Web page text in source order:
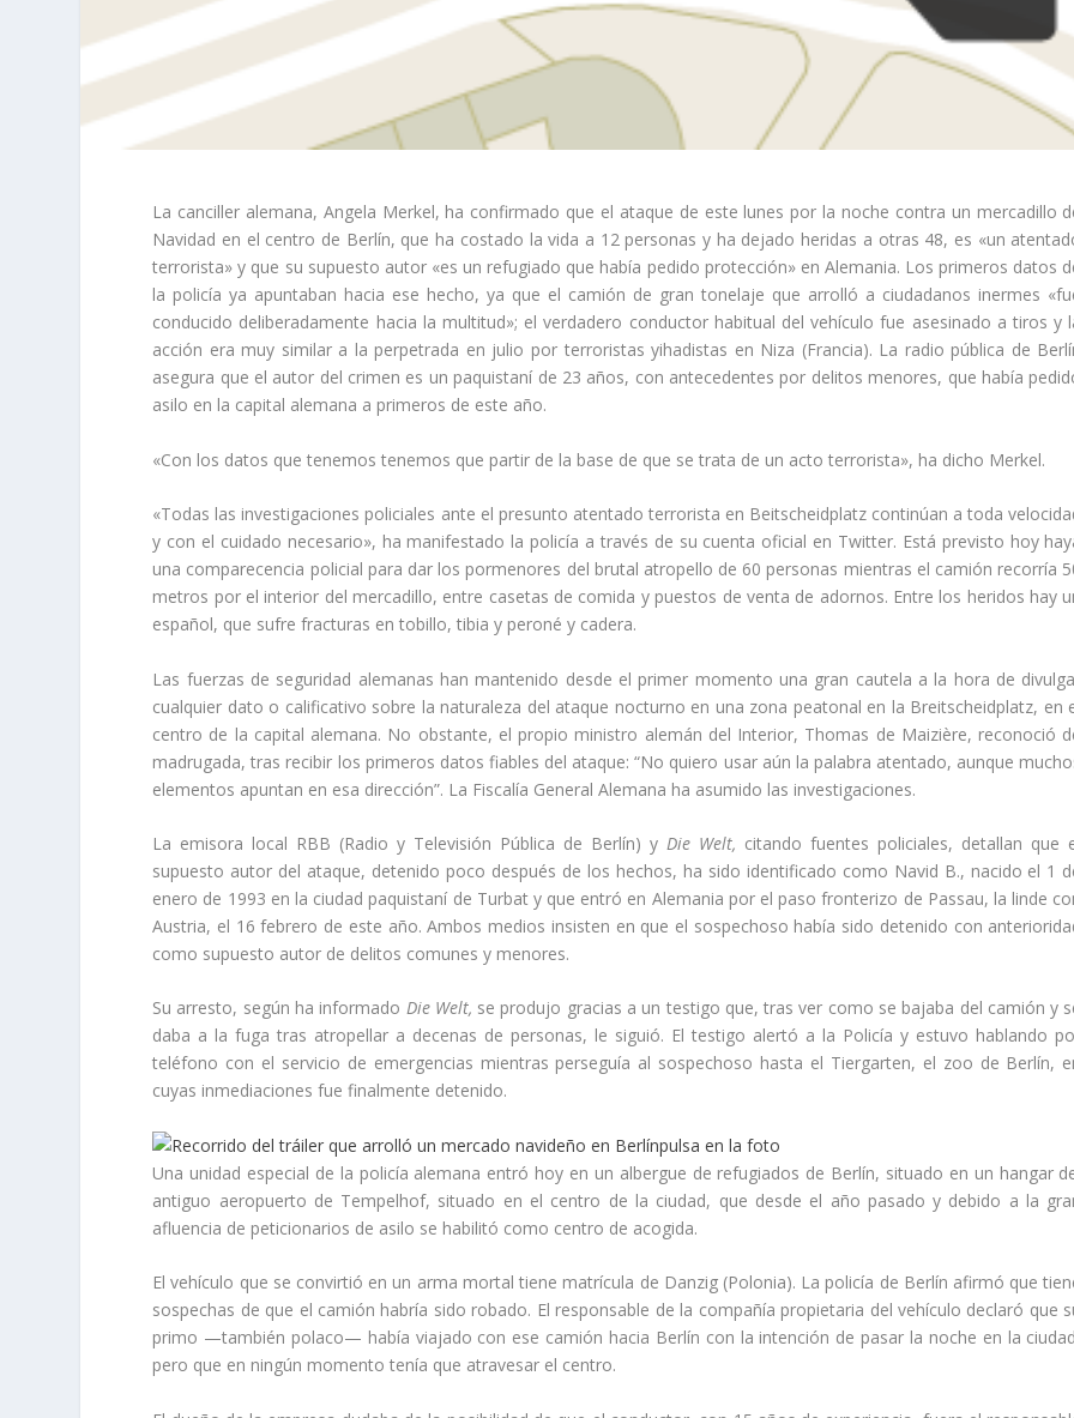
La canciller alemana, Angela Merkel, ha confirmado que el ataque de este lunes por la noche contra un mercadillo
Navidad en el centro de Berlín, que ha costado la vida a 12 personas y ha dejado heridas a otras 48, es «un
terrorista» y que su supuesto autor «es un refugiado que había pedido protección» en Alemania. Los primeros datos
la policía ya apuntaban hacia ese hecho, ya que el camión de gran tonelaje que arrolló a ciudadanos inermes
conducido deliberadamente hacia la multitud»; el verdadero conductor habitual del vehículo fue asesinado a tiros y
acción era muy similar a la perpetrada en julio por terroristas yihadistas en Niza (Francia). La radio pública de
asegura que el autor del crimen es un paquistaní de 23 años, con antecedentes por delitos menores, que había
asilo en la capital alemana a primeros de este año.
«Con los datos que tenemos tenemos que partir de la base de que se trata de un acto terrorista», ha dicho Merkel.
«Todas las investigaciones policiales ante el presunto atentado terrorista en Beitscheidplatz continúan a toda
y con el cuidado necesario», ha manifestado la policía a través de su cuenta oficial en Twitter. Está previsto hoy
una comparecencia policial para dar los pormenores del brutal atropello de 60 personas mientras el camión recorría
metros por el interior del mercadillo, entre casetas de comida y puestos de venta de adornos. Entre los heridos hay
español, que sufre fracturas en tobillo, tibia y peroné y cadera.
Las fuerzas de seguridad alemanas han mantenido desde el primer momento una gran cautela a la hora de
cualquier dato o calificativo sobre la naturaleza del ataque nocturno en una zona peatonal en la Breitscheidplatz, en
centro de la capital alemana. No obstante, el propio ministro alemán del Interior, Thomas de Maizière, reconoció
madrugada, tras recibir los primeros datos fiables del ataque: “No quiero usar aún la palabra atentado, aunque
elementos apuntan en esa dirección”. La Fiscalía General Alemana ha asumido las investigaciones.
La emisora local RBB (Radio y Televisión Pública de Berlín) yDie Welt, citando fuentes policiales, detallan que
supuesto autor del ataque, detenido poco después de los hechos, ha sido identificado como Navid B., nacido el 1
enero de 1993 en la ciudad paquistaní de Turbat y que entró en Alemania por el paso fronterizo de Passau, la linde
Austria, el 16 febrero de este año. Ambos medios insisten en que el sospechoso había sido detenido con
como supuesto autor de delitos comunes y menores.
Su arresto, según ha informado Die Welt, se produjo gracias a un testigo que, tras ver como se bajaba del camión y
daba a la fuga tras atropellar a decenas de personas, le siguió. El testigo alertó a la Policía y estuvo hablando
teléfono con el servicio de emergencias mientras perseguía al sospechoso hasta el Tiergarten, el zoo de Berlín,
cuyas inmediaciones fue finalmente detenido.
pulsa en la foto
Una unidad especial de la policía alemana entró hoy en un albergue de refugiados de Berlín, situado en un hangar
antiguo aeropuerto de Tempelhof, situado en el centro de la ciudad, que desde el año pasado y debido a la
afluencia de peticionarios de asilo se habilitó como centro de acogida.
El vehículo que se convirtió en un arma mortal tiene matrícula de Danzig (Polonia). La policía de Berlín afirmó que
sospechas de que el camión habría sido robado. El responsable de la compañía propietaria del vehículo declaró que
primo —también polaco— había viajado con ese camión hacia Berlín con la intención de pasar la noche en la
pero que en ningún momento tenía que atravesar el centro.